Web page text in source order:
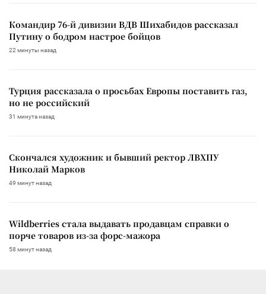
Командир 76-й дивизии ВДВ Шихабидов рассказал
Путину о бодром настрое бойцов
22 минуты назад
Турция рассказала о просьбах Европы поставить газ,
но не российский
31 минута назад
Скончался художник и бывший ректор ЛВХПУ
Николай Марков
49 минут назад
Wildberries стала выдавать продавцам справки о
порче товаров из-за форс-мажора
58 минут назад